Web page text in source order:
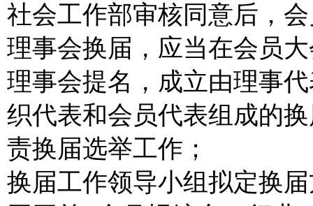
社会工作部审核同意后，
理事会换届，应当在会员
理事会提名，成立由理事
织代表和会员代表组成的
责换届选举工作；
换届工作领导小组拟定换